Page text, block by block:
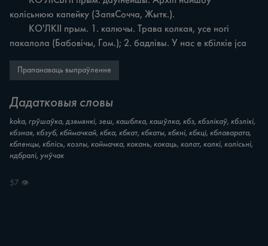
колісьнюю капейку (ЗапяСочча, Жытк.).
пакалола (Бабовічы, Гом.); 2. бадлівы. У нас e кбілкіе jca
Прапанаваць выпраўленне
Дадатковыя словы
koka, грўшаўка, дзямянкі, зеш, кашблка, кашўлка, кбз, кбзлікаў, кбзлікі,
кбзная, кбзуб, кбймачкай, кбка, кбкат, кбкаты, кбкні, кбкці, кблаварата,
кбленцы, кблісь, козлы, коймачка, кокань, кокаць, колат, колкі, колісьні,
ндбралі, унўчак
57 👁